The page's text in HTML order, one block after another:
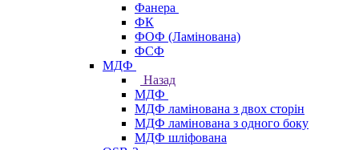
Фанера
ФК
ФОФ (Ламінована)
ФСФ
МДФ
Назад
МДФ
МДФ ламінована з двох сторін
МДФ ламінована з одного боку
МДФ шліфована